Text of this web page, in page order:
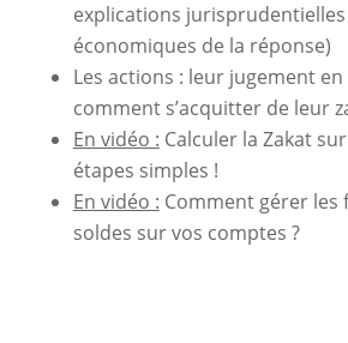
explications
économiques de la réponse)
Les actions : leur jugement
comment s’acquitter de leur
En vidéo : Calculer la Zakat
étapes simples !
En vidéo : Comment gérer les
soldes sur vos comptes ?